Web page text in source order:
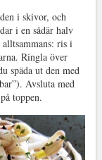
i skivor, och
i en sådär halv
alltsammans: ris i
Ringla över
späda ut den med
Avsluta med
toppen.